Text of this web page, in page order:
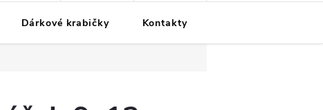
Dárkové krabičky Kontakty